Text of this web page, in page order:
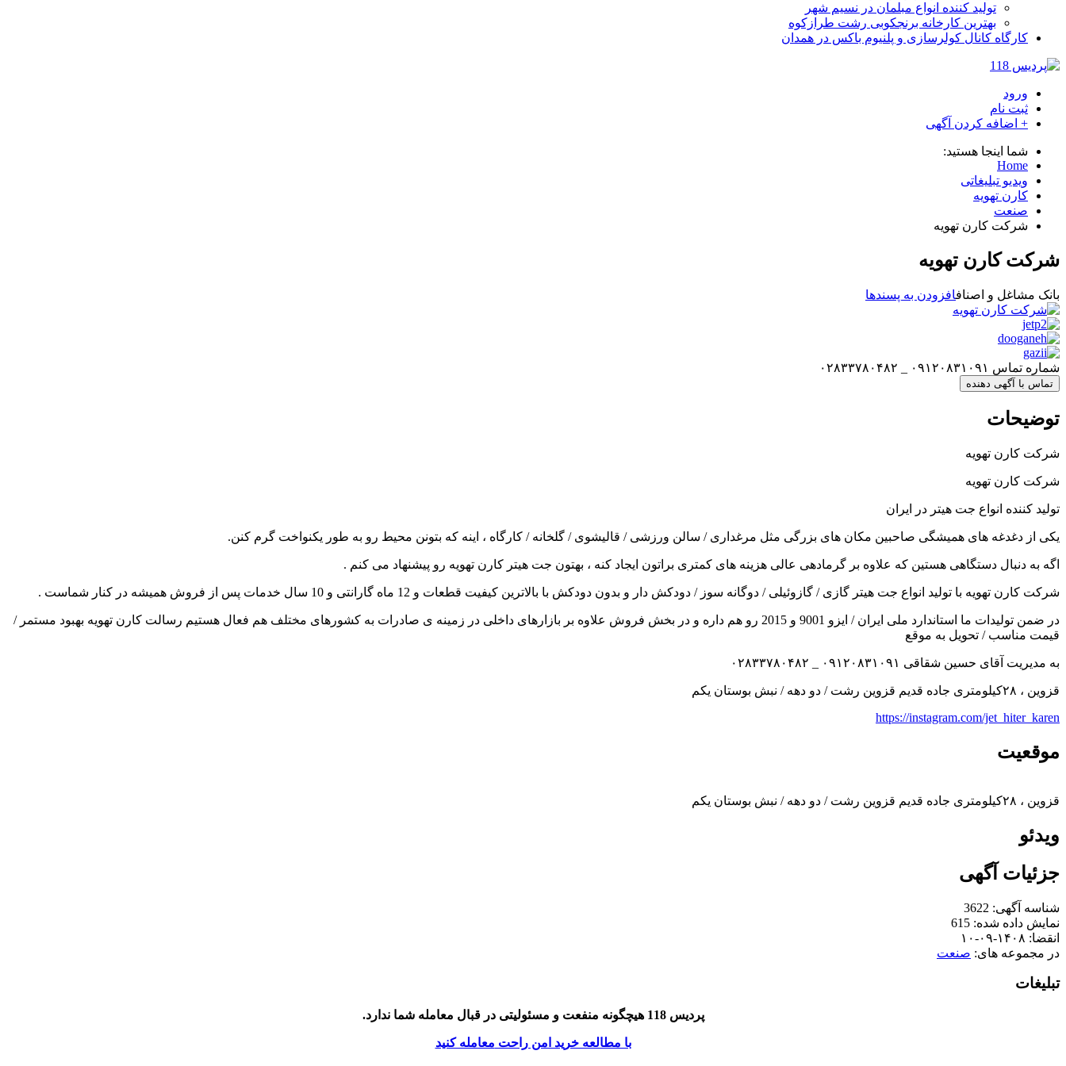
تولید کننده انواع مبلمان در نسیم شهر
بهترین کارخانه برنجکوبی رشت طرازکوه
کارگاه کانال کولرسازی و پلنیوم باکس در همدان
ورود
ثبت نام
+ اضافه کردن آگهی
شما اینجا هستید:
Home
ویدیو تبلیغاتی
کارن تهویه
صنعت
شرکت کارن تهویه
شرکت کارن تهویه
بانک مشاغل و اصنافافزودن به پسندها
شماره تماس ۰۹۱۲۰۸۳۱۰۹۱ _ ۰۲۸۳۳۷۸۰۴۸۲
تماس با آگهی دهنده
توضیحات
شرکت کارن تهویه
شرکت کارن تهویه
تولید کننده انواع جت هیتر در ایران
یکی از دغدغه های همیشگی صاحبین مکان های بزرگی مثل مرغداری / سالن ورزشی / قالیشوی / گلخانه / کارگاه ، اینه که بتونن محیط رو به طور یکنواخت گرم کنن.
اگه به دنبال دستگاهی هستین که علاوه بر گرمادهی عالی هزینه های کمتری براتون ایجاد کنه ، بهتون جت هیتر کارن تهویه رو پیشنهاد می کنم .
شرکت کارن تهویه با تولید انواع جت هیتر گازی / گازوئیلی / دوگانه سوز / دودکش دار و بدون دودکش با بالاترین کیفیت قطعات و 12 ماه گارانتی و 10 سال خدمات پس از فروش همیشه در کنار شماست .
در ضمن تولیدات ما استاندارد ملی ایران / ایزو 9001 و 2015 رو هم داره و در بخش فروش علاوه بر بازارهای داخلی در زمینه ی صادرات به کشورهای مختلف هم فعال هستیم رسالت کارن تهویه بهبود مستمر /
قیمت مناسب / تحویل به موقع
به مدیریت آقای حسین شقاقی ۰۹۱۲۰۸۳۱۰۹۱ _ ۰۲۸۳۳۷۸۰۴۸۲
قزوین ، ۲۸کیلومتری جاده قدیم قزوین رشت / دو دهه / نبش بوستان یکم
https://instagram.com/jet_hiter_karen
موقعیت
قزوین ، ۲۸کیلومتری جاده قدیم قزوین رشت / دو دهه / نبش بوستان یکم
ویدئو
جزئیات آگهی
شناسه آگهی: 3622
نمایش داده شده: 615
انقضا: ۱۴۰۸-۰۹-۱۰
در مجموعه های: صنعت
تبلیغات
پردیس 118 هیچگونه منفعت و مسئولیتی در قبال معامله شما ندارد.
با مطالعه خرید امن راحت معامله کنید